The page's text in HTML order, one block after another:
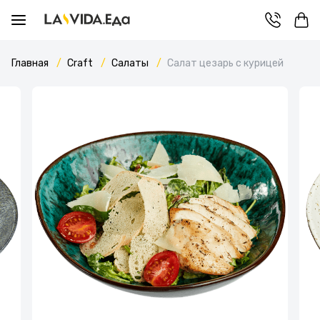
Главная Craft Салаты Салат цезарь с курицей